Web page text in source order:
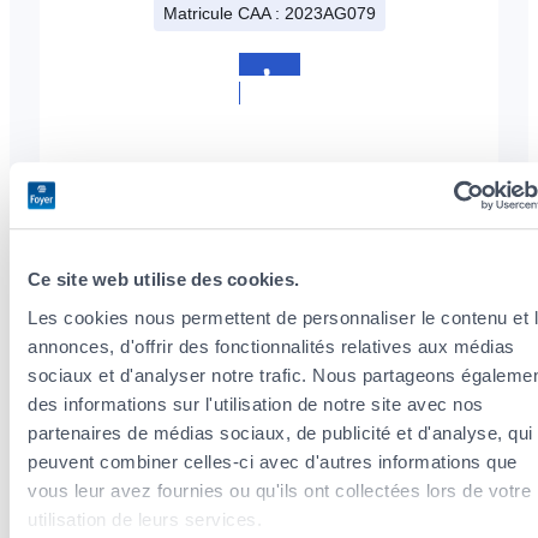
Ce site web utilise des cookies.
Les cookies nous permettent de personnaliser le contenu et
annonces, d'offrir des fonctionnalités relatives aux médias
sociaux et d'analyser notre trafic. Nous partageons
des informations sur l'utilisation de notre site avec nos
partenaires de médias sociaux, de publicité et d'analyse, qui
peuvent combiner celles-ci avec d'autres informations que
vous leur avez fournies ou qu'ils ont collectées lors de votre
utilisation de leurs services.
Matricule CAA : 2023AG079
Our services
Tax optimization
We analyze your situation and advise you on
tax deductions related to your insurance